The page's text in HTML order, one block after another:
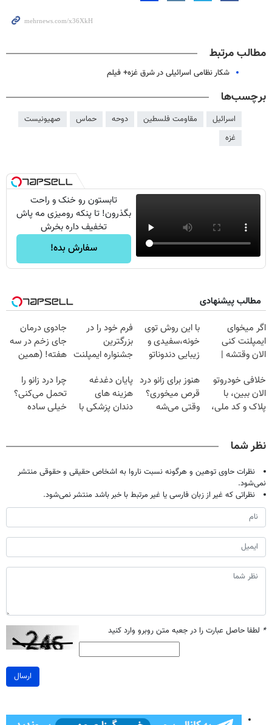
مطالب مرتبط
شکار نظامی اسرائیلی در شرق غزه+ فیلم
برچسب‌ها
اسرائیل مقاومت فلسطین دوحه حماس
صهیونیست
غزه
تابستون رو خنک و راحت
بگذرون! تا پنکه رومیزی مه پاش
تخفیف داره بخرش
سفارش بده!
مطالب پیشنهادی
اگر میخوای
ایمپلنت کنی
الان وقتشه |
میلیون تومان!!!
با این روش توی
خونه،سفیدی و
زیبایی دندوناتو
(40%off)
فرم خود را در
بزرگترین
جشنواره ایمپلنت
فقط ۲۵ میلیون
جادوی درمان
جای زخم در سه
هفته! (همین
صحبت کنید)
خلافی خودروتو
الان ببین، با
پلاک و کد ملی،
هنوز برای زانو درد
قرص میخوری؟
وقتی می‌شه
پایان دغدغه
هزینه های
دندان پزشکی با
چرا درد زانو را
تحمل می‌کنی؟
خیلی ساده
نظر شما
نظرات حاوی توهین و هرگونه نسبت ناروا به اشخاص حقیقی و حقوقی منتشر
نمی‌شود.
نظراتی که غیر از زبان فارسی یا غیر مرتبط با خبر باشد منتشر نمی‌شود.
* لطفا حاصل عبارت را در جعبه متن روبرو وارد کنید
ارسال